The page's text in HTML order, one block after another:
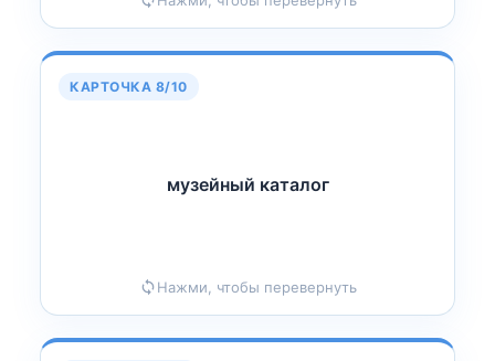
КАРТОЧКА 8/10
музейный каталог
Нажми, чтобы перевернуть
музейный катал
О
г